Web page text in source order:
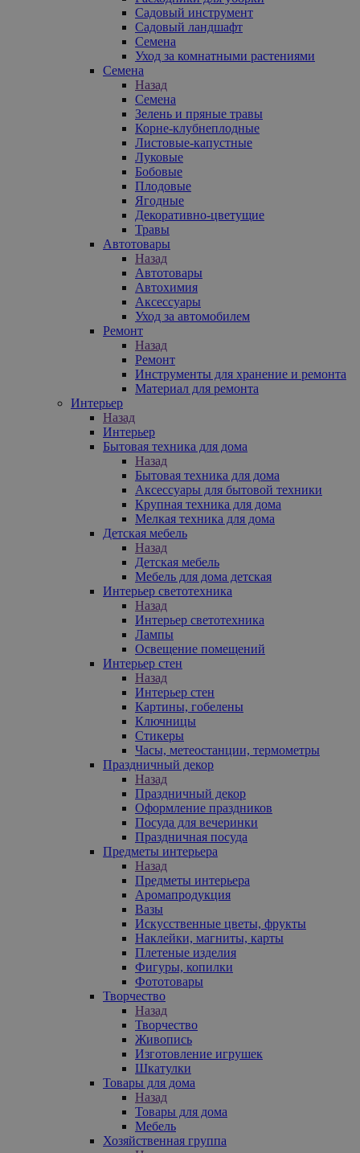
Садовый инструмент
Садовый ландшафт
Семена
Уход за комнатными растениями
Семена
Назад
Семена
Зелень и пряные травы
Корне-клубнеплодные
Листовые-капустные
Луковые
Бобовые
Плодовые
Ягодные
Декоративно-цветущие
Травы
Автотовары
Назад
Автотовары
Автохимия
Аксессуары
Уход за автомобилем
Ремонт
Назад
Ремонт
Инструменты для хранение и ремонта
Материал для ремонта
Интерьер
Назад
Интерьер
Бытовая техника для дома
Назад
Бытовая техника для дома
Аксессуары для бытовой техники
Крупная техника для дома
Мелкая техника для дома
Детская мебель
Назад
Детская мебель
Мебель для дома детская
Интерьер светотехника
Назад
Интерьер светотехника
Лампы
Освещение помещений
Интерьер стен
Назад
Интерьер стен
Картины, гобелены
Ключницы
Стикеры
Часы, метеостанции, термометры
Праздничный декор
Назад
Праздничный декор
Оформление праздников
Посуда для вечеринки
Праздничная посуда
Предметы интерьера
Назад
Предметы интерьера
Аромапродукция
Вазы
Искусственные цветы, фрукты
Наклейки, магниты, карты
Плетеные изделия
Фигуры, копилки
Фототовары
Творчество
Назад
Творчество
Живопись
Изготовление игрушек
Шкатулки
Товары для дома
Назад
Товары для дома
Мебель
Хозяйственная группа